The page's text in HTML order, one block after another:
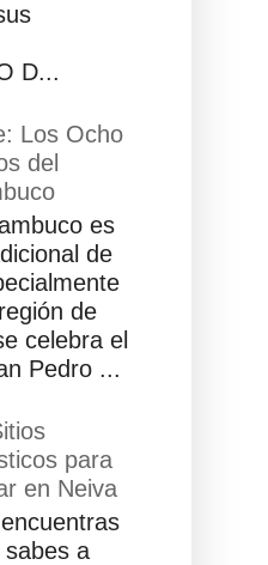
D...
Los Ocho
del
es
de
de
celebra el
Pedro ...
para
en Neiva
a